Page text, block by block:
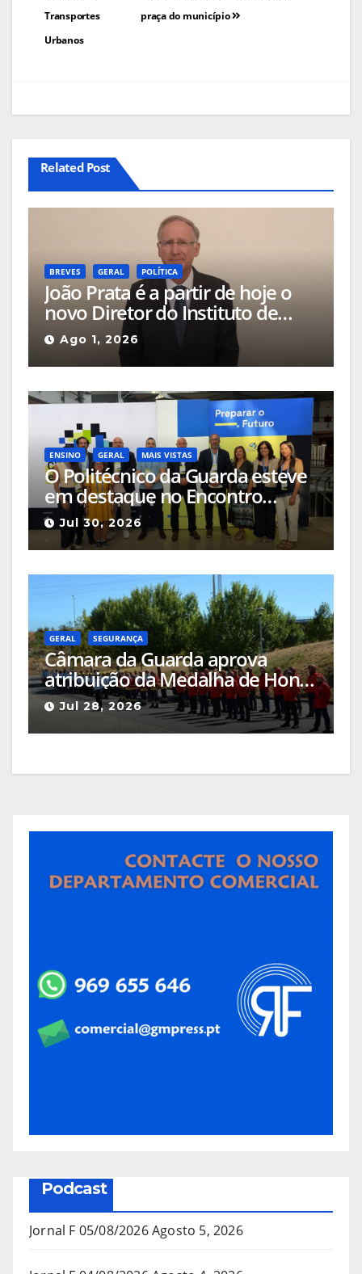
praça do município
Transportes
Urbanos
Related Post
BREVES GERAL POLÍTICA
João Prata é a partir de hoje o
novo Diretor do Instituto de
Emprego e Formação
Profissional da Guarda
Ago 1, 2026
ENSINO GERAL MAIS VISTAS
O Politécnico da Guarda esteve
em destaque no Encontro
Ciência e Inovação 2026 com
seleção de três sessões
científicas
Jul 30, 2026
GERAL SEGURANÇA
Câmara da Guarda aprova
atribuição da Medalha de Honra
de Grau Ouro à Associação
Humanitária de Bombeiros
Voluntários da Guarda
Jul 28, 2026
Podcast
Jornal F 05/08/2026Agosto 5, 2026